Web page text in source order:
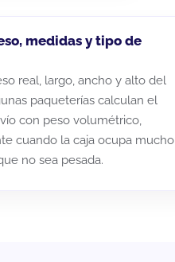
medidas y tipo de
real, largo, ancho y alto del
paqueterías calculan el
con peso volumétrico,
cuando la caja ocupa mucho
no sea pesada.